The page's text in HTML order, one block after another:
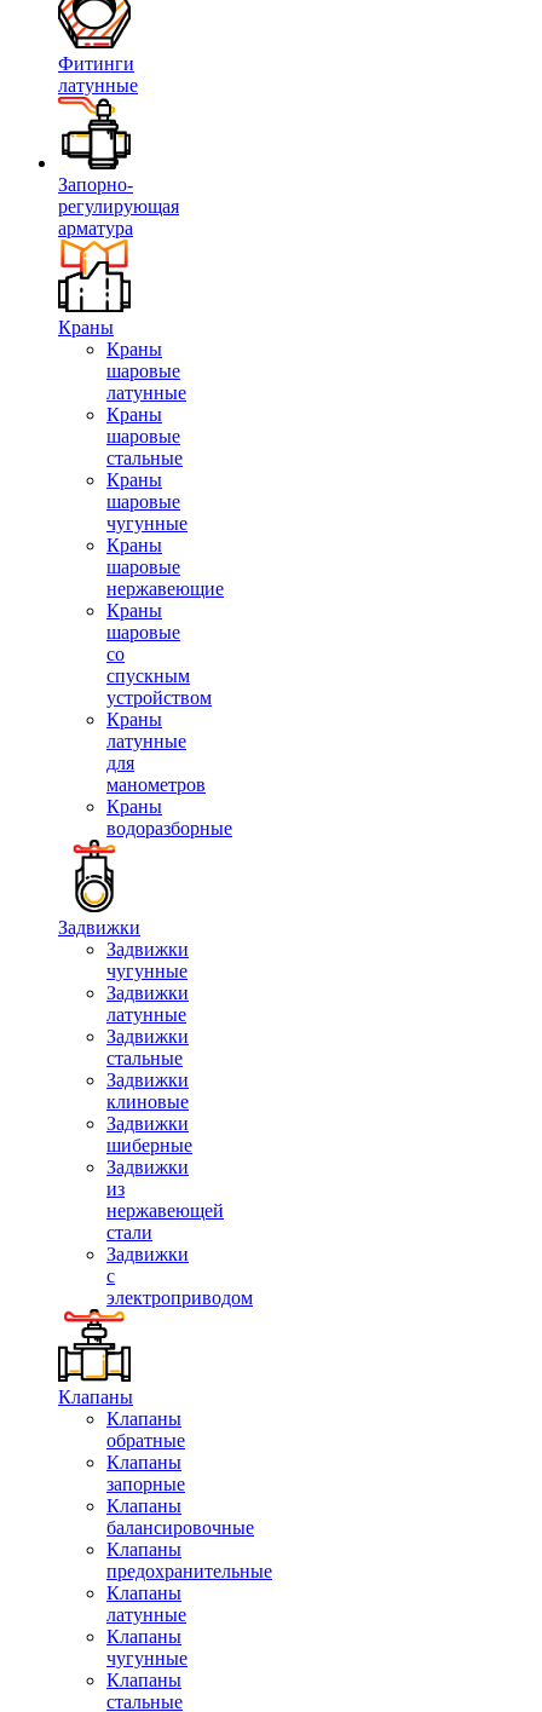
Фитинги
латунные
Запорно-
регулирующая
арматура
Краны
Краны
шаровые
латунные
Краны
шаровые
стальные
Краны
шаровые
чугунные
Краны
шаровые
нержавеющие
Краны
шаровые
со
спускным
устройством
Краны
латунные
для
манометров
Краны
водоразборные
Задвижки
Задвижки
чугунные
Задвижки
латунные
Задвижки
стальные
Задвижки
клиновые
Задвижки
шиберные
Задвижки
из
нержавеющей
стали
Задвижки
с
электроприводом
Клапаны
Клапаны
обратные
Клапаны
запорные
Клапаны
балансировочные
Клапаны
предохранительные
Клапаны
латунные
Клапаны
чугунные
Клапаны
стальные